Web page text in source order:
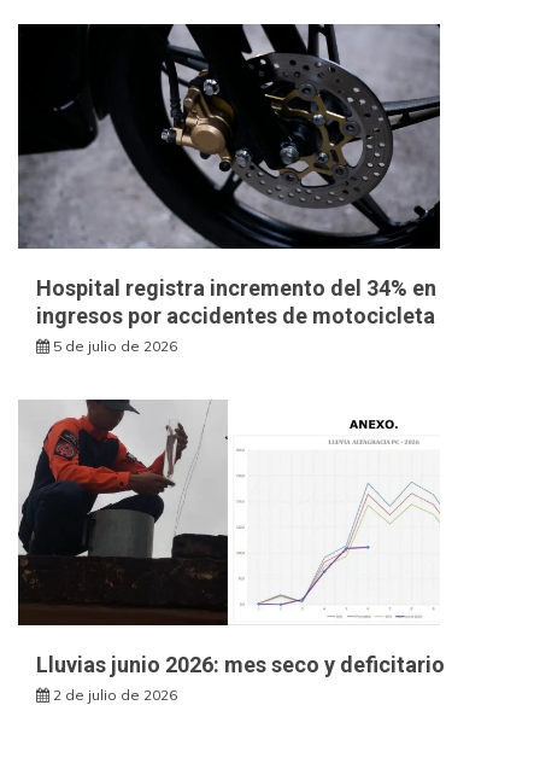
Hospital registra incremento del 34% en
ingresos por accidentes de motocicleta
5 de julio de 2026
Lluvias junio 2026: mes seco y deficitario
2 de julio de 2026